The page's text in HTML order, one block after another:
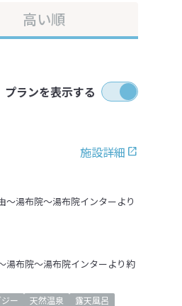
高い順
プランを表示する
施設詳細
湯布院～湯布院インターより
布院～湯布院インターより約
ー 天然温泉
露天風呂